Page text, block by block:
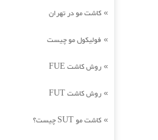
» کاشت مو در تهران
» فولیکول مو چیست
» روش کاشت FUE
» روش کاشت FUT
» کاشت مو SUT چیست؟